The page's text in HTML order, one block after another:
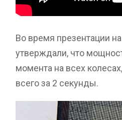
Во время презентации
утверждали, что
момента на всех
всего за 2 секунды.